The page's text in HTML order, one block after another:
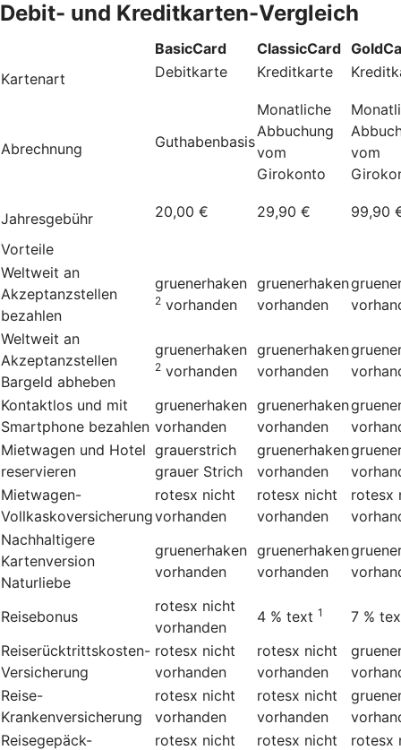
Debit- und Kreditkarten-Vergleich
BasicCard ClassicCard
Kartenart
Debitkarte Kreditkarte
Abrechnung Guthabenbasis
Monatliche
Abbuchung
vom
Girokonto
vom
Jahresgebühr 20,00 € 29,90 € 99,90
Vorteile
Weltweit an
Akzeptanzstellen
bezahlen
gruenerhaken
2 vorhanden
gruenerhaken
vorhanden
Weltweit an
Akzeptanzstellen
Bargeld abheben
gruenerhaken
2 vorhanden
gruenerhaken
vorhanden
Kontaktlos und mit
Smartphone bezahlen
gruenerhaken
vorhanden
gruenerhaken
vorhanden
Mietwagen und Hotel
reservieren
grauerstrich
grauer Strich
gruenerhaken
vorhanden
Mietwagen-
Vollkaskoversicherung
rotesx nicht
vorhanden
rotesx nicht
vorhanden
rotesx
Nachhaltigere
Kartenversion
Naturliebe
gruenerhaken
vorhanden
gruenerhaken
vorhanden
Reisebonus
rotesx nicht
vorhanden
4 % text 1 7 %
Reiserücktrittskosten-
Versicherung
rotesx nicht
vorhanden
rotesx nicht
vorhanden
Reise-
Krankenversicherung
rotesx nicht
vorhanden
rotesx nicht
vorhanden
Reisegepäck-
rotesx nicht
rotesx nicht
rotesx